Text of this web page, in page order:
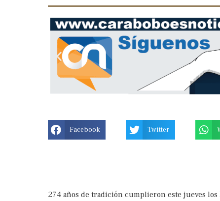
Previous
slide
Facebook Twitter
274 años de tradición cumplieron este jueves los